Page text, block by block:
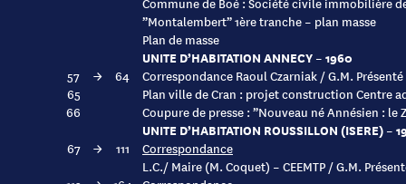
”Montalembert” 1ère tranche – plan masse
Plan de masse
UNITE D’HABITATION ANNECY – 1960
57 → 64
Correspondance Raoul Czarniak / G.M.
65
Plan ville de Cran : projet construction Centre
66
Coupure de presse : ”Nouveau né Annésien : le
UNITE D’HABITATION ROUSSILLON (ISERE) –
67 → 111
Correspondance
L.C./ Maire (M. Coquet) – CEEMTP / G.M.